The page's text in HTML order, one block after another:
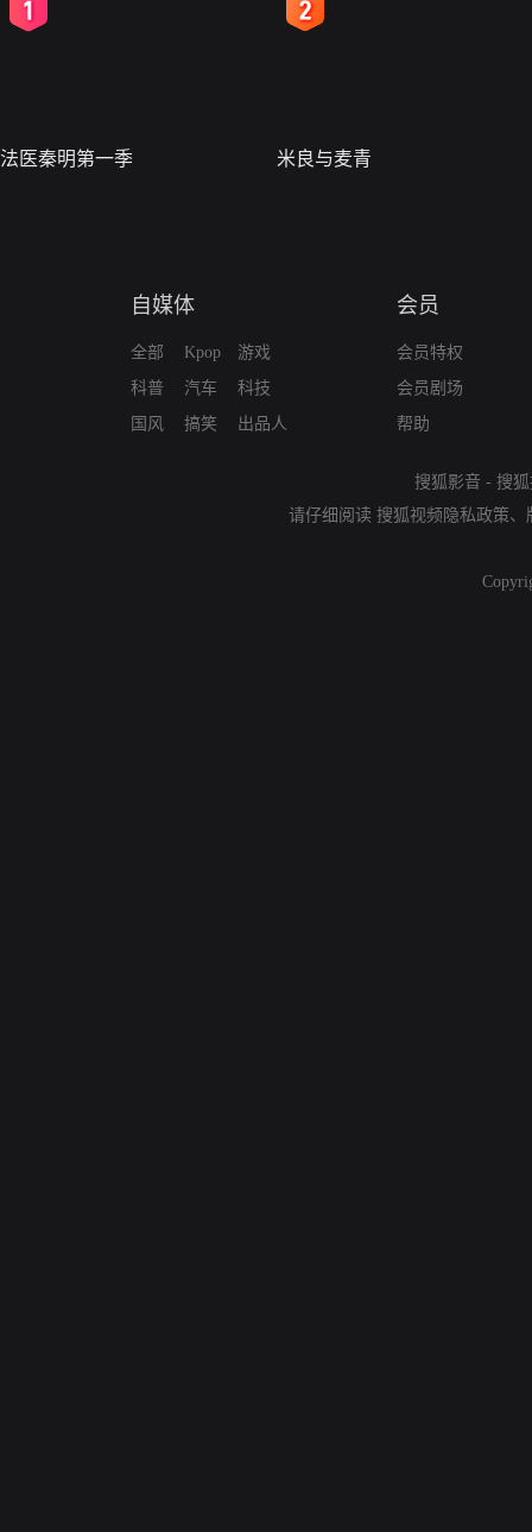
法医秦明第一季 米良与麦青
自媒体
全部
科普
国风
Kpop
汽车
搞笑
游戏
科技
出品人
会员
会员特权
会员剧场
帮助
搜狐影音 - 搜
请仔细阅读 搜狐视频隐私政策、